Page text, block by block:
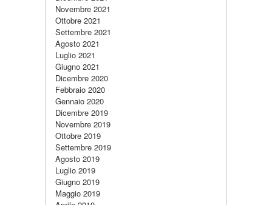
Novembre 2021
Ottobre 2021
Settembre 2021
Agosto 2021
Luglio 2021
Giugno 2021
Dicembre 2020
Febbraio 2020
Gennaio 2020
Dicembre 2019
Novembre 2019
Ottobre 2019
Settembre 2019
Agosto 2019
Luglio 2019
Giugno 2019
Maggio 2019